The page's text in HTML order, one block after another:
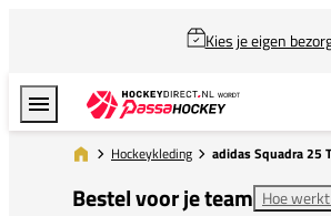
Kies je eigen
Hockeykleding adidas Squadra 25
Bestel voor je team Hoe